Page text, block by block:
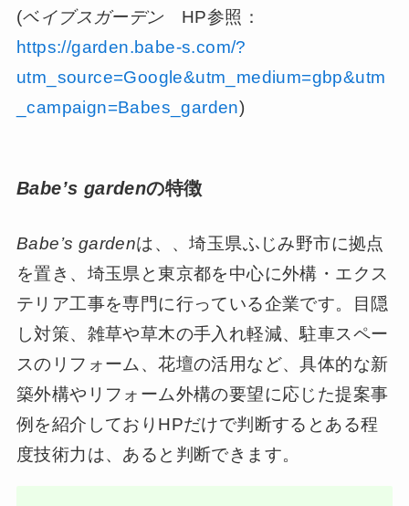
(ベイブスガーデン HP参照：
https://garden.babe-s.com/?
utm_source=Google&utm_medium=gbp&utm
_campaign=Babes_garden)
Babe’s gardenの特徴
Babe’s gardenは、、埼玉県ふじみ野市に拠点
を置き、埼玉県と東京都を中心に外構・エクス
テリア工事を専門に行っている企業です。目隠
し対策、雑草や草木の手入れ軽減、駐車スペー
スのリフォーム、花壇の活用など、具体的な新
築外構やリフォーム外構の要望に応じた提案事
例を紹介しておりHPだけで判断するとある程
度技術力は、あると判断できます。